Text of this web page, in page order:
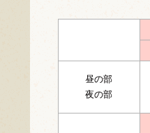
昼の部
夜の部